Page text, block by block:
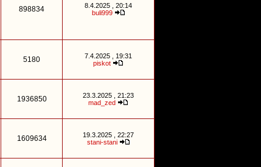
898834
8.4.2025 , 20:14
buli999
5180
7.4.2025 , 19:31
piskot
1936850
23.3.2025 , 21:23
mad_zed
1609634
19.3.2025 , 22:27
stani-stani